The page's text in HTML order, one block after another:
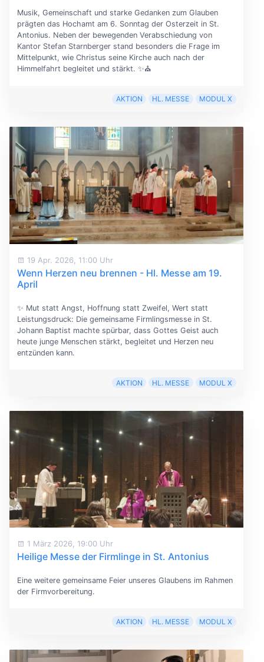
Musik, Gemeinschaft und starke Gedanken zum Glauben
prägten das Hochamt am 6. Sonntag der Osterzeit in St.
Antonius. Neben der bewegenden Verabschiedung von
Kantor Stefan Starnberger stand besonders die Frage im
Mittelpunkt, wie Christus seine Kirche auch nach der
Himmelfahrt begleitet und stärkt. ✨⛪
AKTION HL. MESSE MODUL X
19 Apr. 2026, 11:00 Uhr
Wenn Herzen neu brennen - Hl. Messe am 19.
April
✨ Mut statt Angst, Hoffnung statt Zweifel, Wert statt
Leistungsdruck: Die gemeinsame Firmlingsmesse in St.
Johann Baptist machte spürbar, dass Gottes Geist auch
heute junge Menschen stärkt, begleitet und Herzen neu
entzünden kann.
AKTION HL. MESSE MODUL X
1 März 2026, 19:00 Uhr
Heilige Messe der Firmlinge in St. Antonius
Eine weitere gemeinsame Feier unseres Glaubens im Rahmen
der Firmvorbereitung.
AKTION HL. MESSE MODUL X